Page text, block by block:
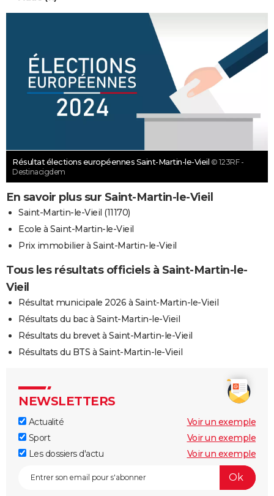
Résultat élections européennes Saint-Martin-le-Vieil © 123RF -
Destinacigdem
En savoir plus sur Saint-Martin-le-Vieil
Saint-Martin-le-Vieil (11170)
Ecole à Saint-Martin-le-Vieil
Prix immobilier à Saint-Martin-le-Vieil
Tous les résultats officiels à Saint-Martin-le-
Vieil
Résultat municipale 2026 à Saint-Martin-le-Vieil
Résultats du bac à Saint-Martin-le-Vieil
Résultats du brevet à Saint-Martin-le-Vieil
Résultats du BTS à Saint-Martin-le-Vieil
NEWSLETTERS
Actualité
Voir un exemple
Sport
Voir un exemple
Les dossiers d'actu
Voir un exemple